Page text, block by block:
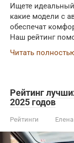
Ищете
какие модели с
обеспечат
Наш рейтинг
Читать
Рейтинг
2025 годов
Рейтинги